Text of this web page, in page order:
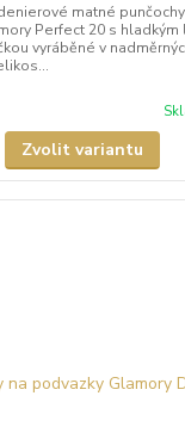
matné
Perfect 20 s hladkým
vyráběné v
Zvolit variantu